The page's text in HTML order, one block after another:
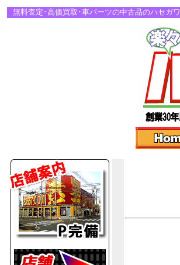
無料査定･高価買取･車パーツの中古品のハセガワ